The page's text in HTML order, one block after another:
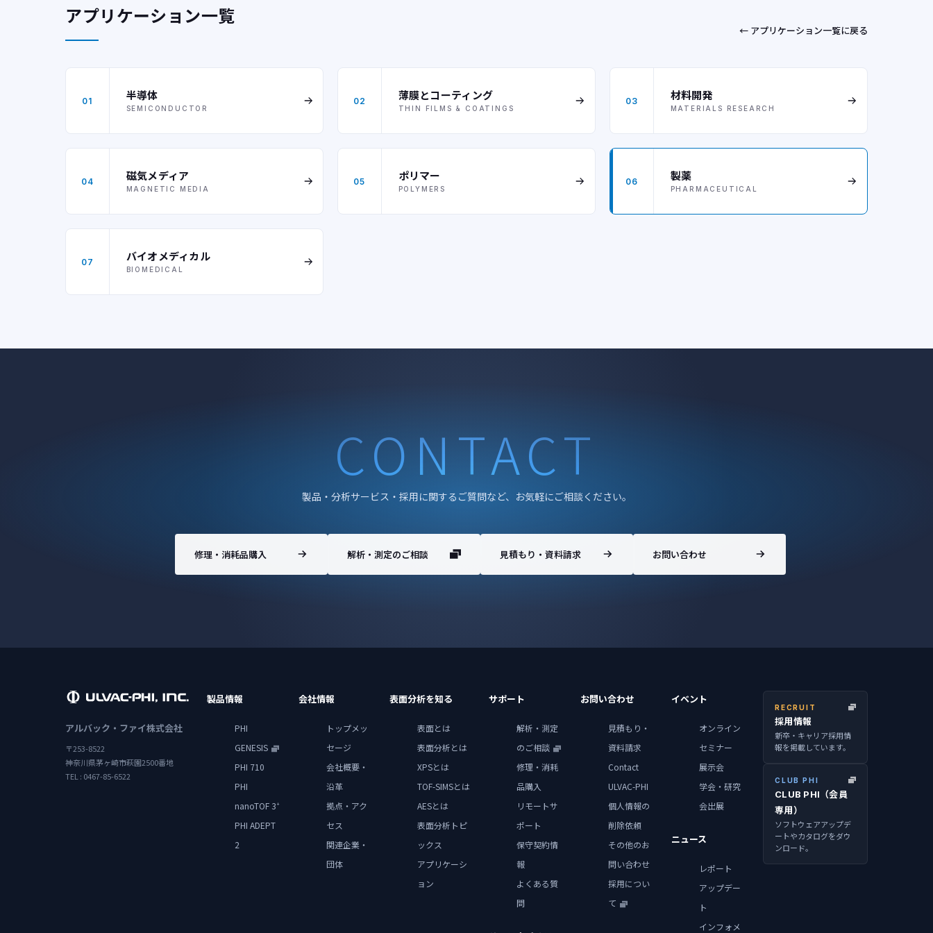
アプリケーション一覧
← アプリケーション一覧に戻る
01 半導体
SEMICONDUCTOR
02 薄膜とコーティング
THIN FILMS & COATINGS
03 材料開発
MATERIALS RESEARCH
04 磁気メディア
MAGNETIC MEDIA
05 ポリマー
POLYMERS
06 製薬
PHARMACEUTICAL
07 バイオメディカル
BIOMEDICAL
CONTACT
製品・分析サービス・採用に関するご質問など、お気軽にご相談ください。
修理・消耗品購入 解析・測定のご相談 見積もり・資料請求 お問い合わせ
アルバック・ファイ株式会社
〒253-8522
神奈川県茅ヶ崎市萩園2500番地
TEL : 0467-85-6522
製品情報
PHI
GENESIS
PHI 710
PHI
nanoTOF 3+
PHI ADEPT
2
会社情報
トップメッ
セージ
会社概要・
沿革
拠点・アク
セス
関連企業・
団体
表面分析を知る
表面とは
表面分析とは
XPSとは
TOF-SIMSとは
AESとは
表面分析トピ
ックス
アプリケーシ
ョン
サポート
解析・測定
のご相談
修理・消耗
品購入
リモートサ
ポート
保守契約情
報
よくある質
問
お問い合わせ
見積もり・
資料請求
Contact
ULVAC-PHI
個人情報の
削除依頼
その他のお
問い合わせ
採用につい
て
イベント
オンライン
セミナー
展示会
学会・研究
会出展
ニュース
レポート
アップデー
ト
インフォメ
RECRUIT
採用情報
新卒・キャリア採用情
報を掲載しています。
CLUB PHI
CLUB PHI（会員
専用）
ソフトウェアアップデ
ートやカタログをダウ
ンロード。